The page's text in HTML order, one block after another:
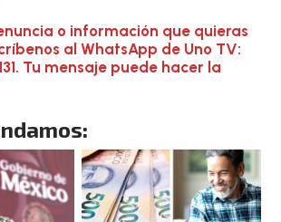
o información que quieras
al WhatsApp de Uno TV:
Tu mensaje puede hacer la